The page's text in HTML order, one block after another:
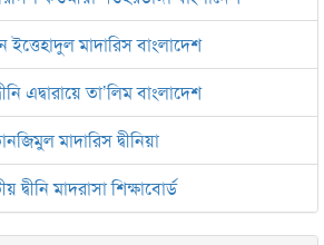
ইত্তেহাদুল মাদারিস বাংলাদেশ
এদ্বারায়ে তা’লিম বাংলাদেশ
মাদারিস দ্বীনিয়া
দ্বীনি মাদরাসা শিক্ষাবোর্ড